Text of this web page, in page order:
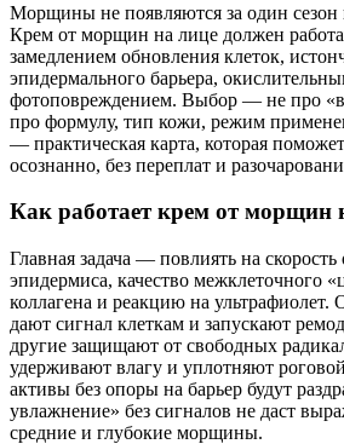
Морщины не появляются за один сезон
Крем от морщин на лице должен
замедлением обновления клеток,
эпидермального барьера,
фотоповреждением. Выбор — не про
про формулу, тип кожи, режим
— практическая карта, которая
осознанно, без переплат и
Как работает крем от морщин
Главная задача — повлиять на
эпидермиса, качество межклеточного
коллагена и реакцию на
дают сигнал клеткам и запускают
другие защищают от свободных
удерживают влагу и уплотняют
активы без опоры на барьер будут
увлажнение» без сигналов не даст
средние и глубокие морщины.